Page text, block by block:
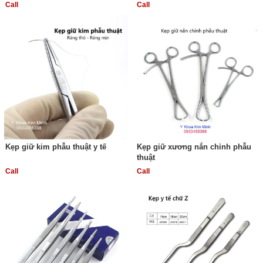
Call Call
Kẹp giữ kim phẫu thuật y tế
Call
Kẹp giữ xương nắn chỉnh phẫu
thuật
Call